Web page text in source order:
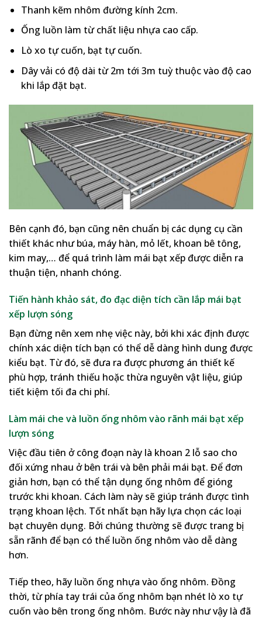
Thanh kẽm nhôm đường kính 2cm.
Ống luồn làm từ chất liệu nhựa cao cấp.
Lò xo tự cuốn, bạt tự cuốn.
Dây vải có độ dài từ 2m tới 3m tuỳ thuộc vào độ cao
khi lắp đặt bạt.
Bên cạnh đó, bạn cũng nên chuẩn bị các dụng cụ cần
thiết khác như búa, máy hàn, mỏ lết, khoan bê tông,
kim may,… để quá trình làm mái bạt xếp được diễn ra
thuận tiện, nhanh chóng.
Tiến hành khảo sát, đo đạc diện tích cần lắp mái bạt
xếp lượn sóng
Bạn đừng nên xem nhẹ việc này, bởi khi xác định được
chính xác diện tích bạn có thể dễ dàng hình dung được
kiểu bạt. Từ đó, sẽ đưa ra được phương án thiết kế
phù hợp, tránh thiếu hoặc thừa nguyên vật liệu, giúp
tiết kiệm tối đa chi phí.
Làm mái che và luồn ống nhôm vào rãnh mái bạt xếp
lượn sóng
Việc đầu tiên ở công đoạn này là khoan 2 lỗ sao cho
đối xứng nhau ở bên trái và bên phải mái bạt. Để đơn
giản hơn, bạn có thể tận dụng ống nhôm để gióng
trước khi khoan. Cách làm này sẽ giúp tránh được tình
trạng khoan lệch. Tốt nhất bạn hãy lựa chọn các loại
bạt chuyên dụng. Bởi chúng thường sẽ được trang bị
sẵn rãnh để bạn có thể luồn ống nhôm vào dễ dàng
hơn.
Tiếp theo, hãy luồn ống nhựa vào ống nhôm. Đồng
thời, từ phía tay trái của ống nhôm bạn nhét lò xo tự
cuốn vào bên trong ống nhôm. Bước này như vậy là đã